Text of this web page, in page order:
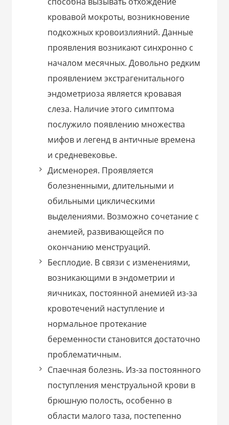
кровавой мокроты, возникновение
подкожных кровоизлияний. Данные
проявления возникают синхронно с
началом месячных. Довольно редким
проявлением экстрагенитального
эндометриоза является кровавая
слеза. Наличие этого симптома
послужило появлению множества
мифов и легенд в античные времена
и средневековье.
Дисменорея. Проявляется
болезненными, длительными и
обильными циклическими
выделениями. Возможно сочетание с
анемией, развивающейся по
окончанию менструаций.
Бесплодие. В связи с изменениями,
возникающими в эндометрии и
яичниках, постоянной анемией из-за
кровотечений наступление и
нормальное протекание
беременности становится достаточно
проблематичным.
Спаечная болезнь. Из-за постоянного
поступления менструальной крови в
брюшную полость, особенно в
области малого таза, постепенно